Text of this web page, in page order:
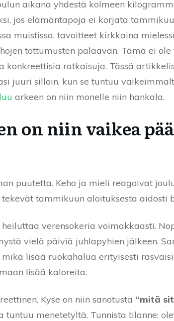
aikana yhdestä kolmeen
jos elämäntapoja ei korjata
muistissa, tavoitteet kirkkaina
tottumusten palaavan. Tämä ei
konkreettisia ratkaisuja. Tässä
juuri silloin, kun se tuntuu
arkeen on niin monelle niin hankala.
on niin vaikea
puutetta. Keho ja mieli reagoivat
tammikuun aloituksesta aidosti
heiluttaa verensokeria voimakkaasti.
vielä päiviä juhlapyhien jälkeen.
mikä lisää ruokahalua erityisesti
lisää kaloreita.
Kyse on niin sanotusta “mitä
tuntuu menetetyltä. Tunnista tilanne: